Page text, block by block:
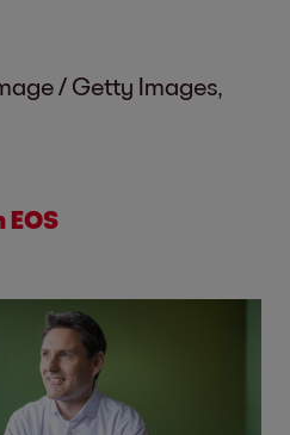
/ Getty Images,
EOS